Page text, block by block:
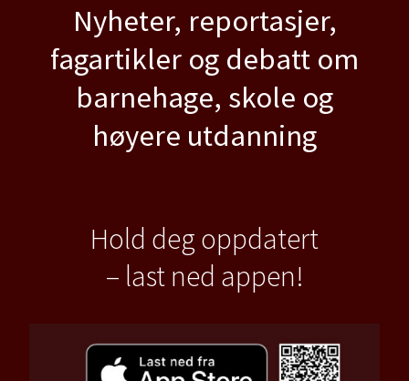
Nyheter, reportasjer,
fagartikler og debatt om
barnehage, skole og
høyere utdanning
Hold deg oppdatert
– last ned appen!